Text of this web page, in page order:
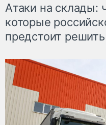
Атаки на склады:
которые
предстоит